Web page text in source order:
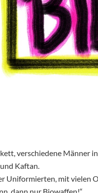
verschiedene Männer
Kaftan.
Uniformierten, mit vielen